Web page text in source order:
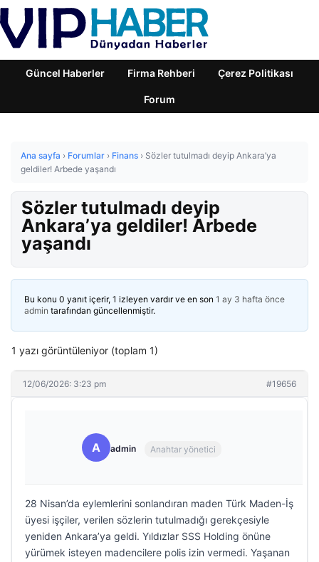
Güncel Haberler Firma Rehberi Çerez Politikası
Forum
Ana sayfa › Forumlar › Finans › Sözler tutulmadı deyip Ankara’ya
geldiler! Arbede yaşandı
Sözler tutulmadı deyip
Ankara’ya geldiler! Arbede
yaşandı
Bu konu 0 yanıt içerir, 1 izleyen vardır ve en son 1 ay 3 hafta önce
admin tarafından güncellenmiştir.
1 yazı görüntüleniyor (toplam 1)
12/06/2026: 3:23 pm #19656
A admin Anahtar yönetici
28 Nisan’da eylemlerini sonlandıran maden Türk Maden-İş
üyesi işçiler, verilen sözlerin tutulmadığı gerekçesiyle
yeniden Ankara’ya geldi. Yıldızlar SSS Holding önüne
yürümek isteyen madencilere polis izin vermedi. Yaşanan